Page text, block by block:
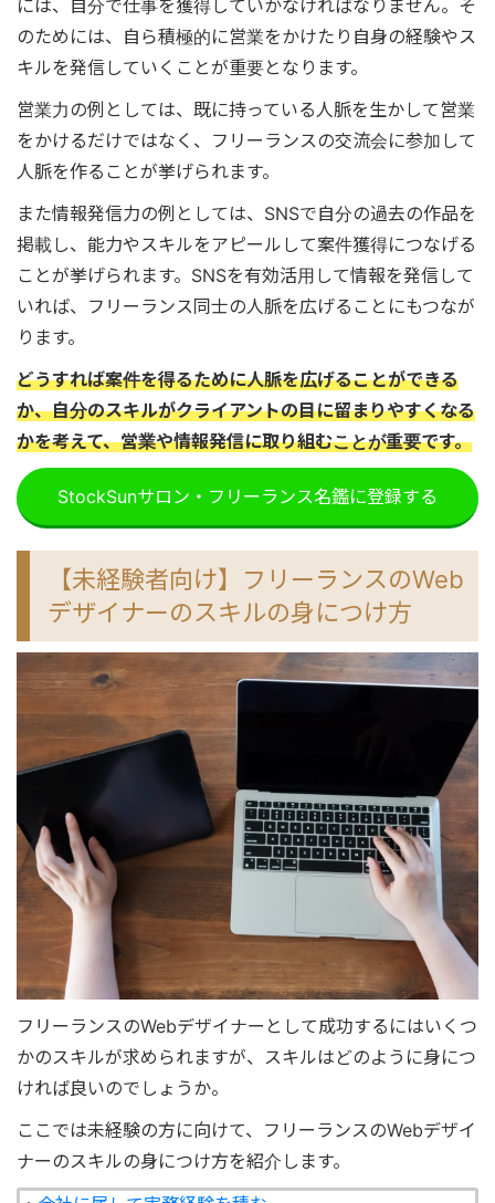
には、自分で仕事を獲得していかなければなりません。そ
のためには、自ら積極的に営業をかけたり自身の経験やス
キルを発信していくことが重要となります。
営業力の例としては、既に持っている人脈を生かして営業
をかけるだけではなく、フリーランスの交流会に参加して
人脈を作ることが挙げられます。
また情報発信力の例としては、SNSで自分の過去の作品を
掲載し、能力やスキルをアピールして案件獲得につなげる
ことが挙げられます。SNSを有効活用して情報を発信して
いれば、フリーランス同士の人脈を広げることにもつなが
ります。
どうすれば案件を得るために人脈を広げることができる
か、自分のスキルがクライアントの目に留まりやすくなる
かを考えて、営業や情報発信に取り組むことが重要です。
StockSunサロン・フリーランス名鑑に登録する
【未経験者向け】フリーランスのWeb
デザイナーのスキルの身につけ方
フリーランスのWebデザイナーとして成功するにはいくつ
かのスキルが求められますが、スキルはどのように身につ
ければ良いのでしょうか。
ここでは未経験の方に向けて、フリーランスのWebデザイ
ナーのスキルの身につけ方を紹介します。